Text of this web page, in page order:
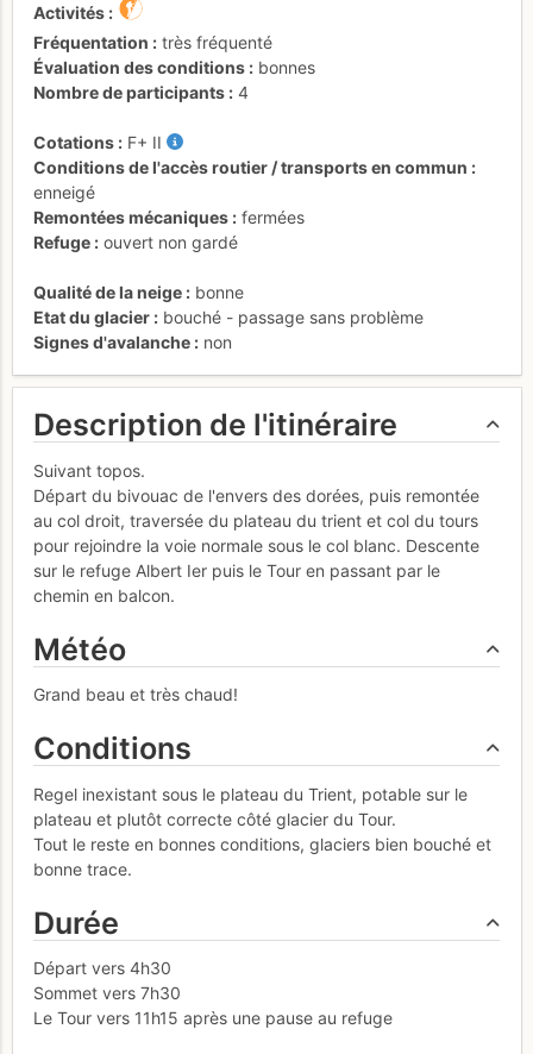
Activités
Fréquentation
très fréquenté
Évaluation des conditions
bonnes
Nombre de participants
4
Cotations F+ II
Conditions de l'accès routier / transports en commun
enneigé
Remontées mécaniques
fermées
Refuge
ouvert non gardé
Qualité de la neige
bonne
Etat du glacier
bouché - passage sans problème
Signes d'avalanche
non
Description de l'itinéraire
Suivant topos.
Départ du bivouac de l'envers des dorées, puis remontée
au col droit, traversée du plateau du trient et col du tours
pour rejoindre la voie normale sous le col blanc. Descente
sur le refuge Albert Ier puis le Tour en passant par le
chemin en balcon.
Météo
Grand beau et très chaud!
Conditions
Regel inexistant sous le plateau du Trient, potable sur le
plateau et plutôt correcte côté glacier du Tour.
Tout le reste en bonnes conditions, glaciers bien bouché et
bonne trace.
Durée
Départ vers 4h30
Sommet vers 7h30
Le Tour vers 11h15 après une pause au refuge